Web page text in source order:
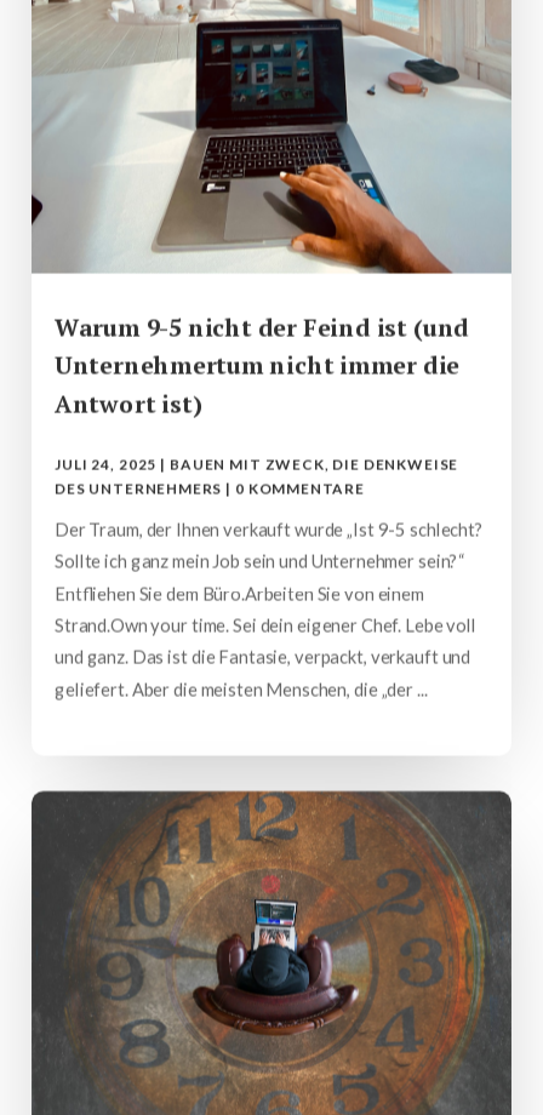
Warum 9-5 nicht der Feind ist (und
Unternehmertum nicht immer die
Antwort ist)
JULI 24, 2025 | BAUEN MIT ZWECK DIE DENKWEISE
DES UNTERNEHMERS | 0 KOMMENTARE
Der Traum, der Ihnen verkauft wurde „Ist 9-5 schlecht?
Sollte ich ganz mein Job sein und Unternehmer sein?“
Entfliehen Sie dem Büro.Arbeiten Sie von einem
Strand.Own your time. Sei dein eigener Chef. Lebe voll
und ganz. Das ist die Fantasie, verpackt, verkauft und
geliefert. Aber die meisten Menschen, die „der ...